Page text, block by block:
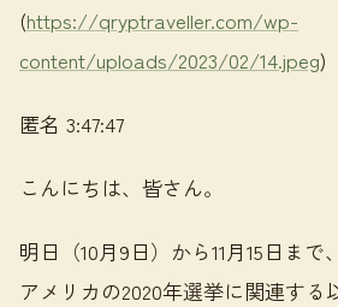
(https://qryptraveller.com/wp-
content/uploads/2023/02/14.jpeg)
匿名 3:47:47
こんにちは、皆さん。
明日（10月9日）から11月15日ま
アメリカの2020年選挙に関連する